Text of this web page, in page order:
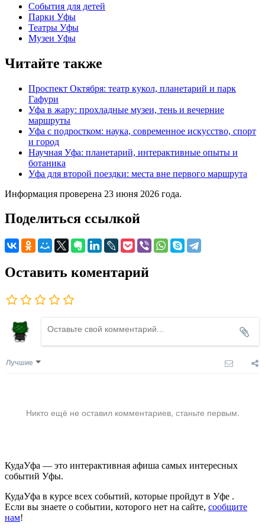
События для детей
Парки Уфы
Театры Уфы
Музеи Уфы
Читайте также
Проспект Октября: театр кукол, планетарий и парк
Гафури
Уфа в жару: прохладные музеи, тень и вечерние
маршруты
Уфа с подростком: наука, современное искусство, спорт
и город
Научная Уфа: планетарий, интерактивные опыты и
ботаника
Уфа для второй поездки: места вне первого маршрута
Информация проверена 23 июня 2026 года.
Поделиться ссылкой
Оставить коментарий
Лучшие
Никто ещё не оставил комментариев, станьте первым.
КудаУфа — это интерактивная афиша самых интересных
событий Уфы.
КудаУфа в курсе всех событий, которые пройдут в Уфе .
Если вы знаете о событии, которого нет на сайте, сообщите
нам!